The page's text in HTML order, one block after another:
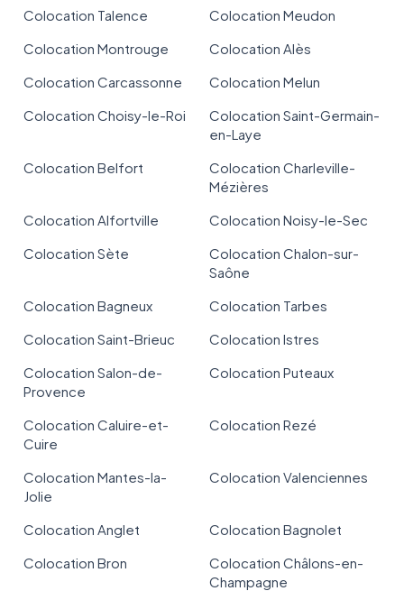
Colocation Talence
Colocation Meudon
Colocation Montrouge
Colocation Alès
Colocation Carcassonne
Colocation Melun
Colocation Choisy-le-Roi
Colocation Saint-Germain-
en-Laye
Colocation Belfort
Colocation Charleville-
Mézières
Colocation Alfortville
Colocation Noisy-le-Sec
Colocation Sète
Colocation Chalon-sur-
Saône
Colocation Bagneux
Colocation Tarbes
Colocation Saint-Brieuc
Colocation Istres
Colocation Salon-de-
Provence
Colocation Puteaux
Colocation Caluire-et-
Cuire
Colocation Rezé
Colocation Mantes-la-
Jolie
Colocation Valenciennes
Colocation Anglet
Colocation Bagnolet
Colocation Bron
Colocation Châlons-en-
Champagne